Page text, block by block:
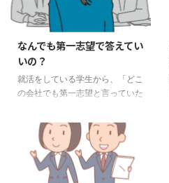
あっても、同業他社というのは存
在します。そことの違いは何かを
調べて、その違いの中で、自分は
ここが気に入っている、というこ
とを話すようにします。 偉い人
が面接に出てくると、割と聞かれ
る質問の一つに、 「⚪︎⚪︎社とウチ
なんでも第一志望で答えてい
いの？
就活をしている学生から、「どこ
の会社でも第一志望と言っていた
なことを言っている友人がいた、
というようなことを聞くことがあ
ります。 その落とされている学
生がどういう人かにもよります
が、「第一志望」と答えたから落